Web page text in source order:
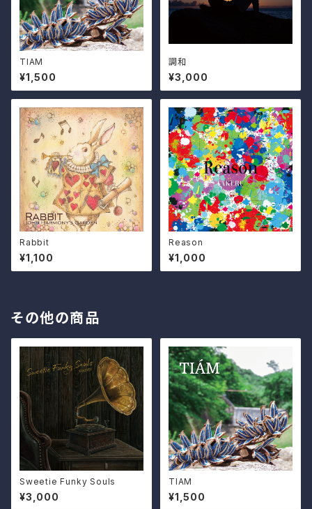
TIAM
¥1,500
調和
¥3,000
Rabbit
¥1,100
Reason
¥1,000
その他の商品
Sweetie Funky Souls
¥3,000
TIAM
¥1,500